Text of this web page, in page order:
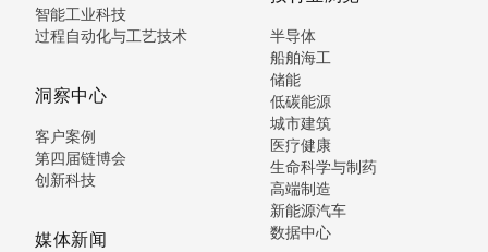
智能工业科技
过程自动化与工艺技术
洞察中心
客户案例
第四届链博会
创新科技
媒体新闻
半导体
船舶海工
储能
低碳能源
城市建筑
医疗健康
生命科学与制药
高端制造
新能源汽车
数据中心